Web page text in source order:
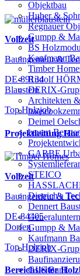
Objektbau
Huber &
Regnauer
Gumpp &
BS
Kaufmann
Timber
Rudolf
DERIX-
Architekten
Deimel
bauart
GARBE
STEICO
Dietrich's
Dennert
Gumpp &
Kaufmann
DERIX-
GLS Bank
Vollzeit
Bauingenieur &
DE-89134
Blaustein
Top Holzjob
Projektleitung
Vollzeit
Bauingenieur &
DE-84405
Dorfen
Top Holzjob
Bereichsleiter